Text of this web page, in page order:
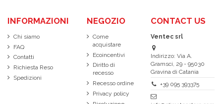
INFORMAZIONI
Chi siamo
FAQ
Contatti
Richiesta Reso
Spedizioni
NEGOZIO
Come
acquistare
Ecoincentivi
Diritto di
recesso
Recesso ordine
Privacy policy
CONTACT US
Ventec srl
Indirizzo: Via A.
Gramsci, 29 - 95030
Gravina di Catania
+39 095 393375